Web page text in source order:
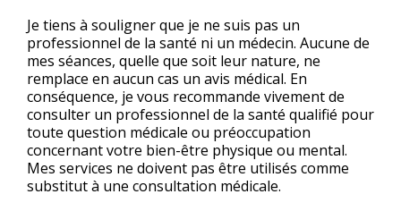
Je tiens à souligner que je ne suis pas un
professionnel de la santé ni un médecin. Aucune de
mes séances, quelle que soit leur nature, ne
remplace en aucun cas un avis médical. En
conséquence, je vous recommande vivement de
consulter un professionnel de la santé qualifié pour
toute question médicale ou préoccupation
concernant votre bien-être physique ou mental.
Mes services ne doivent pas être utilisés comme
substitut à une consultation médicale.